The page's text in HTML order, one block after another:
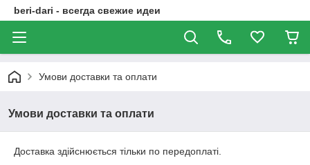
beri-dari - всегда свежие идеи
Умови доставки та оплати
Умови доставки та оплати
Доставка здійснюється тільки по передоплаті.